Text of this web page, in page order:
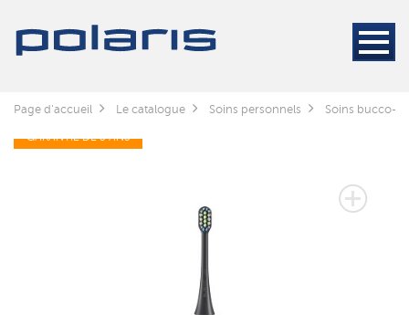
Page d'accueil Le catalogue Soins personnels Soins bucco-
GARANTIE DE 3 ANS